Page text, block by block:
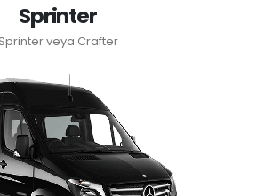
Sprinter
Sprinter veya Crafter